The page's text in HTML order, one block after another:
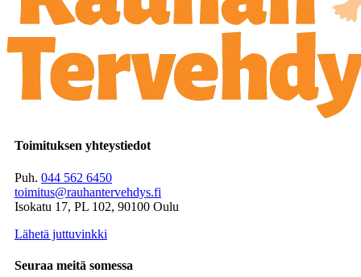
Toimituksen yhteystiedot
Puh. 044 562 6450
toimitus@rauhantervehdys.fi
Isokatu 17, PL 102, 90100 Oulu
Lähetä juttuvinkki
Seuraa meitä somessa